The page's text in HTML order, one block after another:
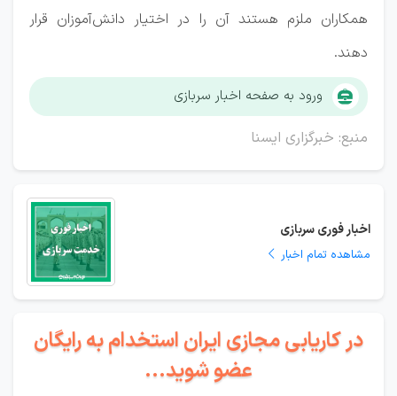
همکاران ملزم هستند آن را در اختیار دانش‌آموزان قرار
دهند.
ورود به صفحه اخبار سربازی
منبع: خبرگزاری ایسنا
اخبار فوری سربازی
مشاهده تمام اخبار
در کاریابی مجازی ایران استخدام به رایگان
عضو شوید...